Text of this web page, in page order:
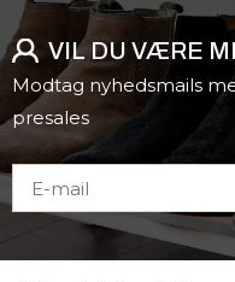
VIL DU VÆRE
Modtag nyhedsmails
presales